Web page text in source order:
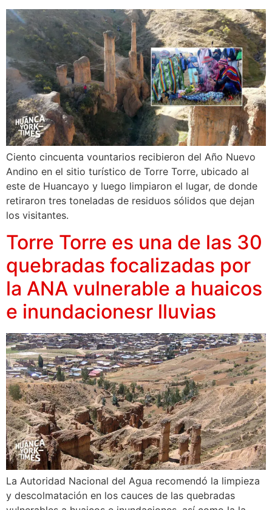
Ciento cincuenta vountarios recibieron del Año Nuevo
Andino en el sitio turístico de Torre Torre, ubicado al
este de Huancayo y luego limpiaron el lugar, de donde
retiraron tres toneladas de residuos sólidos que dejan
los visitantes.
Torre Torre es una de las 30
quebradas focalizadas por
la ANA vulnerable a huaicos
e inundacionesr lluvias
La Autoridad Nacional del Agua recomendó la limpieza
y descolmatación en los cauces de las quebradas